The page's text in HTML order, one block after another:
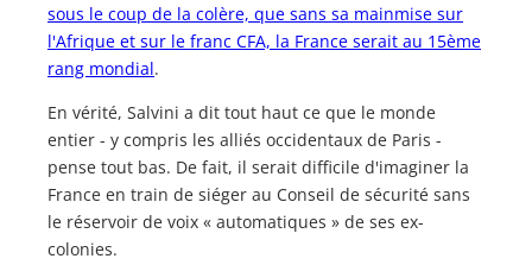
sous le coup de la colère, que sans sa mainmise sur
l'Afrique et sur le franc CFA, la France serait au 15ème
rang mondial.
En vérité, Salvini a dit tout haut ce que le monde
entier - y compris les alliés occidentaux de Paris -
pense tout bas. De fait, il serait difficile d'imaginer la
France en train de siéger au Conseil de sécurité sans
le réservoir de voix « automatiques » de ses ex-
colonies.